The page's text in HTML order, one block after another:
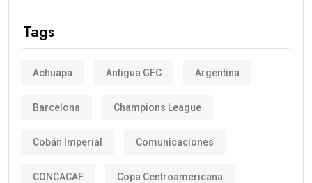
Tags
Achuapa Antigua GFC Argentina
Barcelona Champions League
Cobán Imperial Comunicaciones
CONCACAF Copa Centroamericana